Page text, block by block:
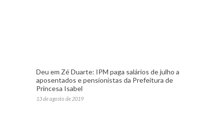
Deu em Zé Duarte: IPM paga salários de julho a
aposentados e pensionistas da Prefeitura de
Princesa Isabel
13 de agosto de 2019